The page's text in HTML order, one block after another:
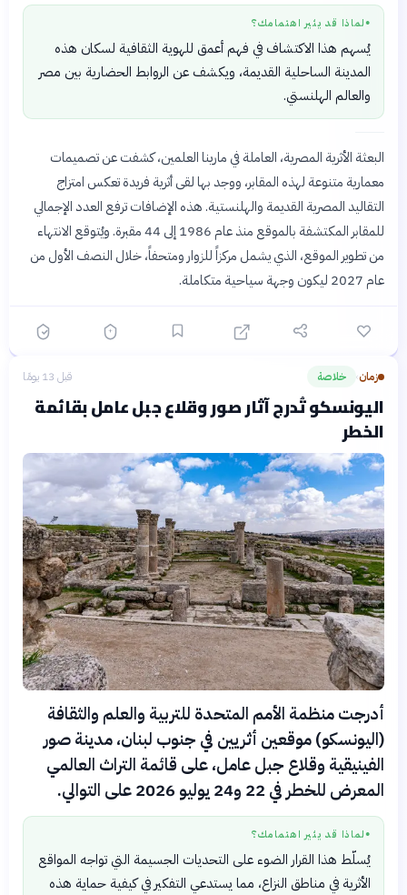
● لماذا قد يثير اهتمامك؟
يُسهم هذا الاكتشاف في فهم أعمق للهوية الثقافية لسكان هذه
المدينة الساحلية القديمة، ويكشف عن الروابط الحضارية بين مصر
والعالم الهلنستي.
البعثة الأثرية المصرية، العاملة في مارينا العلمين، كشفت عن تصميمات
معمارية متنوعة لهذه المقابر، ووجد بها لقى أثرية فريدة تعكس امتزاج
التقاليد المصرية القديمة والهلنستية. هذه الإضافات ترفع العدد الإجمالي
للمقابر المكتشفة بالموقع منذ عام 1986 إلى 44 مقبرة. ويُتوقع الانتهاء
من تطوير الموقع، الذي يشمل مركزاً للزوار ومتحفاً، خلال النصف الأول من
عام 2027 ليكون وجهة سياحية متكاملة.
زمان› خلاصة قبل 13 يومًا
اليونسكو تُدرج آثار صور وقلاع جبل عامل بقائمة
الخطر
أدرجت منظمة الأمم المتحدة للتربية والعلم والثقافة
(اليونسكو) موقعين أثريين في جنوب لبنان، مدينة صور
الفينيقية وقلاع جبل عامل، على قائمة التراث العالمي
المعرض للخطر في 22 و24 يوليو 2026 على التوالي.
● لماذا قد يثير اهتمامك؟
يُسلّط هذا القرار الضوء على التحديات الجسيمة التي تواجه المواقع
الأثرية في مناطق النزاع، مما يستدعي التفكير في كيفية حماية هذه